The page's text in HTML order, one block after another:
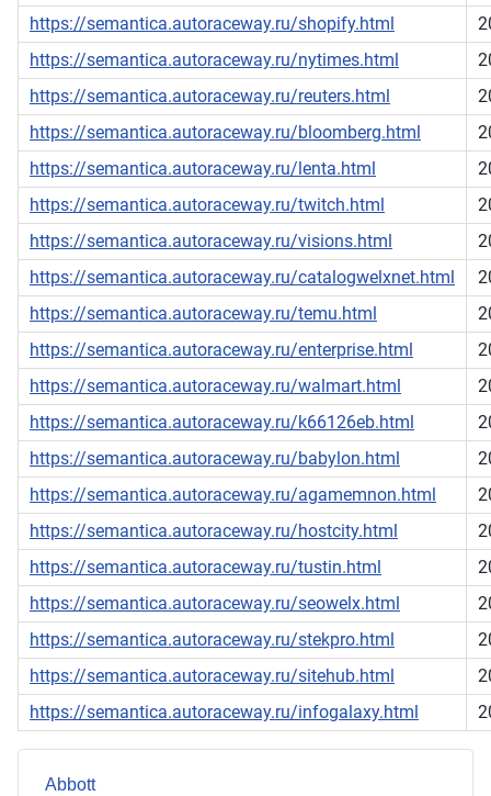
https://semantica.autoraceway.ru/shopify.html
https://semantica.autoraceway.ru/nytimes.html
https://semantica.autoraceway.ru/reuters.html
https://semantica.autoraceway.ru/bloomberg.html
https://semantica.autoraceway.ru/lenta.html
https://semantica.autoraceway.ru/twitch.html
https://semantica.autoraceway.ru/visions.html
https://semantica.autoraceway.ru/catalogwelxnet.html
https://semantica.autoraceway.ru/temu.html
https://semantica.autoraceway.ru/enterprise.html
https://semantica.autoraceway.ru/walmart.html
https://semantica.autoraceway.ru/k66126eb.html
https://semantica.autoraceway.ru/babylon.html
https://semantica.autoraceway.ru/agamemnon.html
https://semantica.autoraceway.ru/hostcity.html
https://semantica.autoraceway.ru/tustin.html
https://semantica.autoraceway.ru/seowelx.html
https://semantica.autoraceway.ru/stekpro.html
https://semantica.autoraceway.ru/sitehub.html
https://semantica.autoraceway.ru/infogalaxy.html
Abbott